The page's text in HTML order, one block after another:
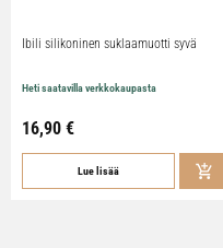
Ibili silikoninen suklaamuotti syvä
Heti saatavilla verkkokaupasta
16,90 €
Lue lisää